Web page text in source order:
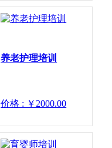
养老护理培训
价格 : ￥2000.00